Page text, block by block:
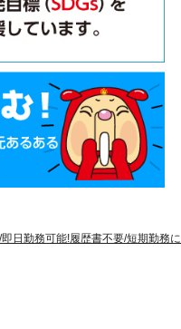
日勤務可能!履歴書不要/短期勤務に